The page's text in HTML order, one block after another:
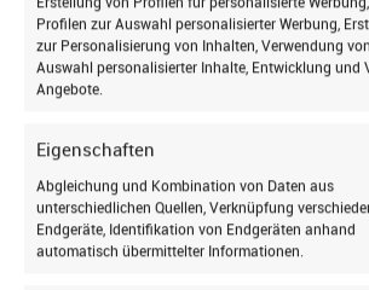
Profilen zur Auswahl personalisierter Werbung,
zur Personalisierung von Inhalten, Verwendung
Auswahl personalisierter Inhalte, Entwicklung und
Angebote.
Eigenschaften
Abgleichung und Kombination von Daten aus
unterschiedlichen Quellen, Verknüpfung
Endgeräte, Identifikation von Endgeräten anhand
automatisch übermittelter Informationen.
und freundlich von unseren
Reparatur jetzt online anfragen
Kontaktmöglichkeiten:
Jetzt schnelle Hilfe erhalten:
oder mailen, wir sind für Sie da
Ihr Velux-Dachfenster zügig und
Hotline: +49 7127